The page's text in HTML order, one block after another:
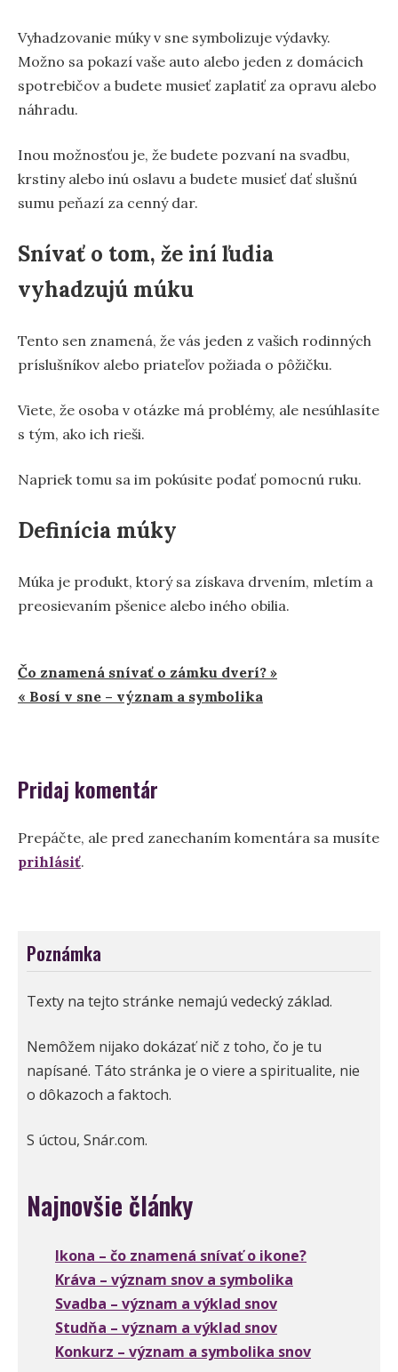
Vyhadzovanie múky v sne symbolizuje výdavky.
Možno sa pokazí vaše auto alebo jeden z domácich
spotrebičov a budete musieť zaplatiť za opravu alebo
náhradu.
Inou možnosťou je, že budete pozvaní na svadbu,
krstiny alebo inú oslavu a budete musieť dať slušnú
sumu peňazí za cenný dar.
Snívať o tom, že iní ľudia
vyhadzujú múku
Tento sen znamená, že vás jeden z vašich rodinných
príslušníkov alebo priateľov požiada o pôžičku.
Viete, že osoba v otázke má problémy, ale nesúhlasíte
s tým, ako ich rieši.
Napriek tomu sa im pokúsite podať pomocnú ruku.
Definícia múky
Múka je produkt, ktorý sa získava drvením, mletím a
preosievaním pšenice alebo iného obilia.
Navigácia
v
Čo znamená snívať o zámku dverí? »
« Bosí v sne – význam a symbolika
Pridaj komentár
Prepáčte, ale pred zanechaním komentára sa musíte
prihlásiť.
Poznámka
Texty na tejto stránke nemajú vedecký základ.
Nemôžem nijako dokázať nič z toho, čo je tu
napísané. Táto stránka je o viere a spiritualite, nie
o dôkazoch a faktoch.
S úctou, Snár.com.
Najnovšie články
Ikona – čo znamená snívať o ikone?
Kráva – význam snov a symbolika
Svadba – význam a výklad snov
Studňa – význam a výklad snov
Konkurz – význam a symbolika snov